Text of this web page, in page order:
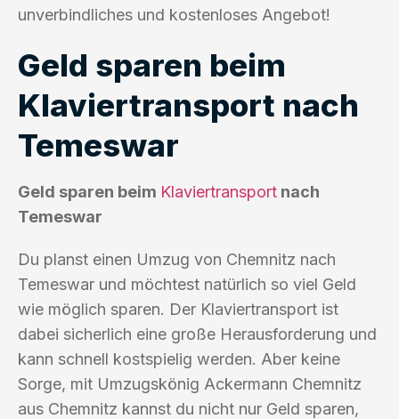
unverbindliches und kostenloses Angebot!
Geld sparen beim
Klaviertransport nach
Temeswar
Geld sparen beim Klaviertransport nach
Temeswar
Du planst einen Umzug von Chemnitz nach
Temeswar und möchtest natürlich so viel Geld
wie möglich sparen. Der Klaviertransport ist
dabei sicherlich eine große Herausforderung und
kann schnell kostspielig werden. Aber keine
Sorge, mit Umzugskönig Ackermann Chemnitz
aus Chemnitz kannst du nicht nur Geld sparen,